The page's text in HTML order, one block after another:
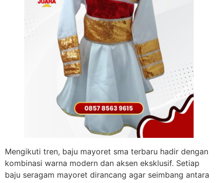
Mengikuti tren, baju mayoret sma terbaru hadir dengan
kombinasi warna modern dan aksen eksklusif. Setiap
baju seragam mayoret dirancang agar seimbang antara